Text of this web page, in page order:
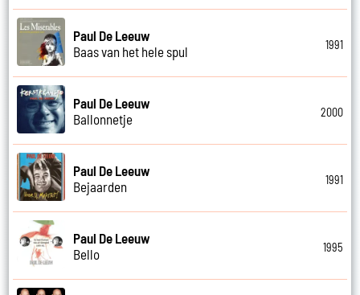
Paul De Leeuw
Baas van het hele spul
1991
Paul De Leeuw
Ballonnetje
2000
Paul De Leeuw
Bejaarden
1991
Paul De Leeuw
Bello
1995